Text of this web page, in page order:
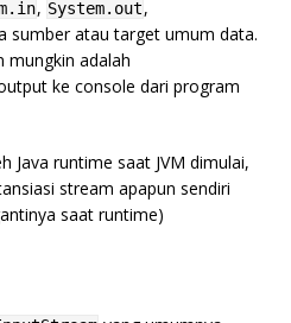
, System.out,
sumber atau target umum data.
mungkin adalah
ke console dari program
Java runtime saat JVM dimulai,
stream apapun sendiri
saat runtime)